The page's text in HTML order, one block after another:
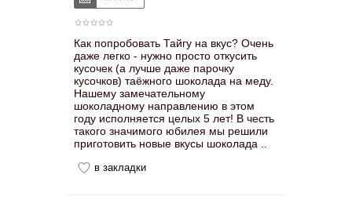
Как попробовать Тайгу на вкус? Очень
даже легко - нужно просто откусить
кусочек (а лучше даже парочку
кусочков) таёжного шоколада на меду.
Нашему замечательному
шоколадному направлению в этом
году исполняется целых 5 лет! В честь
такого значимого юбилея мы решили
приготовить новые вкусы шоколада ..
в закладки